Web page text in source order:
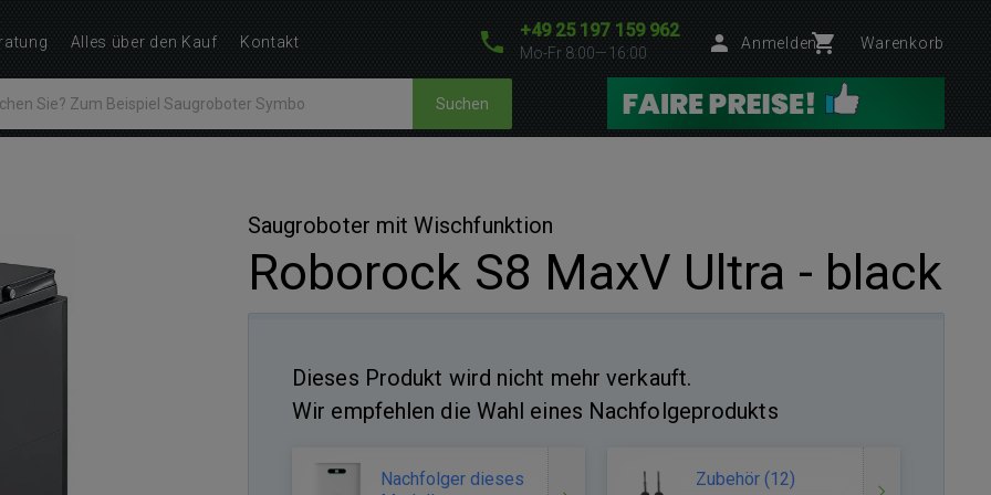
+49 25 197 159 962
Mo-Fr 8:00—16:00
Anmelden Warenkorb
Suchen
Saugroboter mit Wischfunktion
Roborock S8 MaxV Ultra - black
Dieses Produkt wird nicht mehr verkauft.
Wir empfehlen die Wahl eines Nachfolgeprodukts
Nachfolger dieses
Zubehör (12)
Alles über den Kauf Kontakt